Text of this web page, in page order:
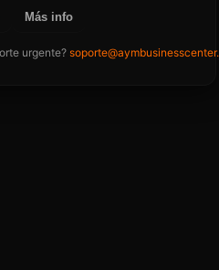
Más info
urgente?